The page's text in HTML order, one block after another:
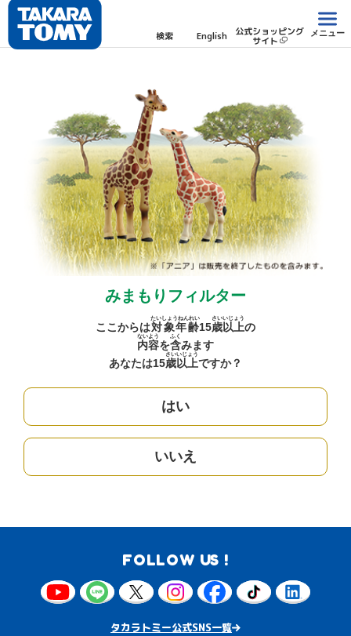
検索 English 公式ショッピング
サイト
メニュー
みまもりフィルター
ここからは対象年齢
たいしょうねんれい
15歳
さい
以上
いじょう
の
内容
ないよう
を含
ふく
みます
あなたは15歳
さい
以上
いじょう
ですか？
はい
いいえ
FOLLOW US !
タカラトミー公式SNS一覧